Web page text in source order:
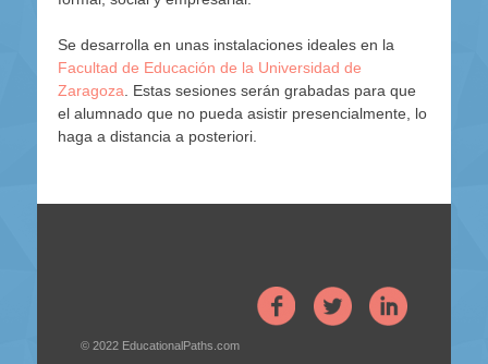
Se desarrolla en unas instalaciones ideales en la
Facultad de Educación de la Universidad de
Zaragoza . Estas sesiones serán grabadas para que
el alumnado que no pueda asistir presencialmente, lo
haga a distancia a posteriori.
© 2022 EducationalPaths.com